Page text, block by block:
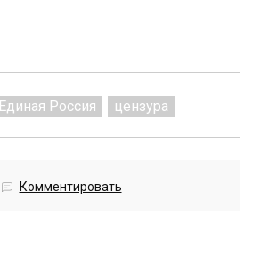
Единая Россия цензура
Комментировать